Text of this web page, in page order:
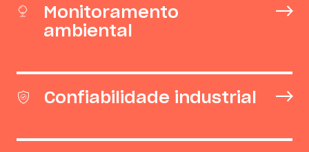
Monitoramento
ambiental
Confiabilidade industrial